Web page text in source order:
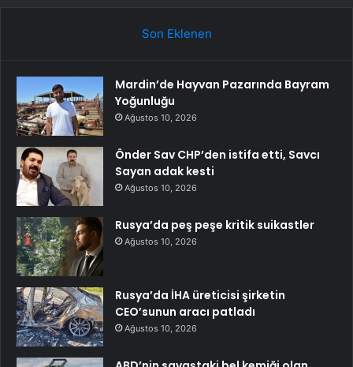
Son Eklenen
Mardin’de Hayvan Pazarında Bayram
Yoğunluğu
Ağustos 10, 2026
Önder Sav CHP’den istifa etti, Savcı
Sayan adak kesti
Ağustos 10, 2026
Rusya’da peş peşe kritik suikastler
Ağustos 10, 2026
Rusya’da İHA üreticisi şirketin
CEO’sunun aracı patladı
Ağustos 10, 2026